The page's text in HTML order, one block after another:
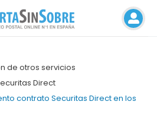
de otros servicios
Direct
contrato Securitas Direct en los